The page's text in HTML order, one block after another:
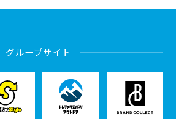
グループサイト